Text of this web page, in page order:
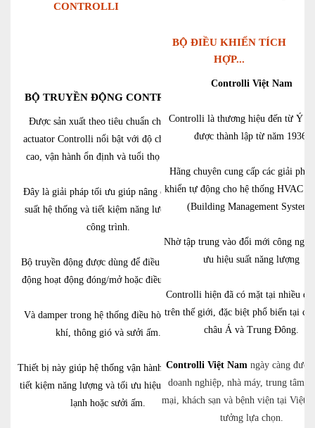
CONTROLLI
BỘ ĐIỀU KHIỂN TÍCH
HỢP...
BỘ TRUYỀN ĐỘNG CONTROLLI
Được sản xuất theo tiêu chuẩn châu Âu,
actuator Controlli nổi bật với độ chính xác
cao, vận hành ổn định và tuổi thọ bền bỉ.
Đây là giải pháp tối ưu giúp nâng cao hiệu
suất hệ thống và tiết kiệm năng lượng cho
công trình.
Bộ truyền động được dùng để điều khiển tự
động hoạt động đóng/mở hoặc điều tiết van
Và damper trong hệ thống điều hòa không
khí, thông gió và sưởi ấm.
Thiết bị này giúp hệ thống vận hành ổn định,
tiết kiệm năng lượng và tối ưu hiệu suất làm
lạnh hoặc sưởi ấm.
Controlli Việt Nam
Controlli là thương hiệu đến từ Ý
được thành lập từ năm 1936.
Hãng chuyên cung cấp các giải
khiển tự động cho hệ thống HVAC
(Building Management
Nhờ tập trung vào đổi mới công
ưu hiệu suất năng lượng
Controlli hiện đã có mặt tại nhiều
trên thế giới, đặc biệt phổ biến tại
châu Á và Trung Đông.
Controlli Việt Namngày càng được
doanh nghiệp, nhà máy, trung tâm
mại, khách sạn và bệnh viện tại Việt
tưởng lựa chọn.